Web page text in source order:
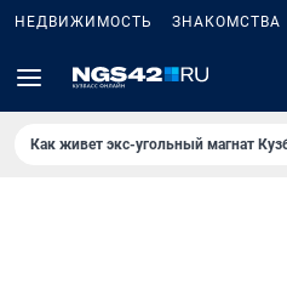
НЕДВИЖИМОСТЬ ЗНАКОМСТВА
Как живет экс-угольный магнат